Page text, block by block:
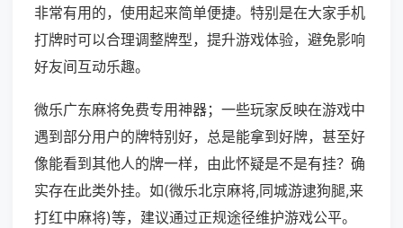
非常有用的，使用起来简单便捷。特别是在大家手机
打牌时可以合理调整牌型，提升游戏体验，避免影响
好友间互动乐趣。
微乐广东麻将免费专用神器；一些玩家反映在游戏中
遇到部分用户的牌特别好，总是能拿到好牌，甚至好
像能看到其他人的牌一样，由此怀疑是不是有挂？确
实存在此类外挂。如(微乐北京麻将,同城游逮狗腿,来
打红中麻将)等，建议通过正规途径维护游戏公平。